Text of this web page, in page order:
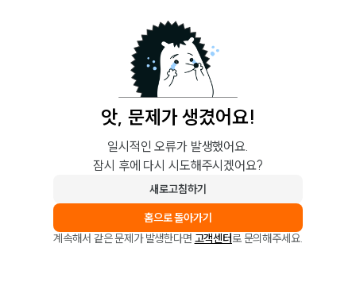
앗, 문제가 생겼어요!
일시적인 오류가 발생했어요.
잠시 후에 다시 시도해주시겠어요?
새로고침하기
홈으로 돌아가기
계속해서 같은 문제가 발생한다면 고객센터로 문의해주세요.